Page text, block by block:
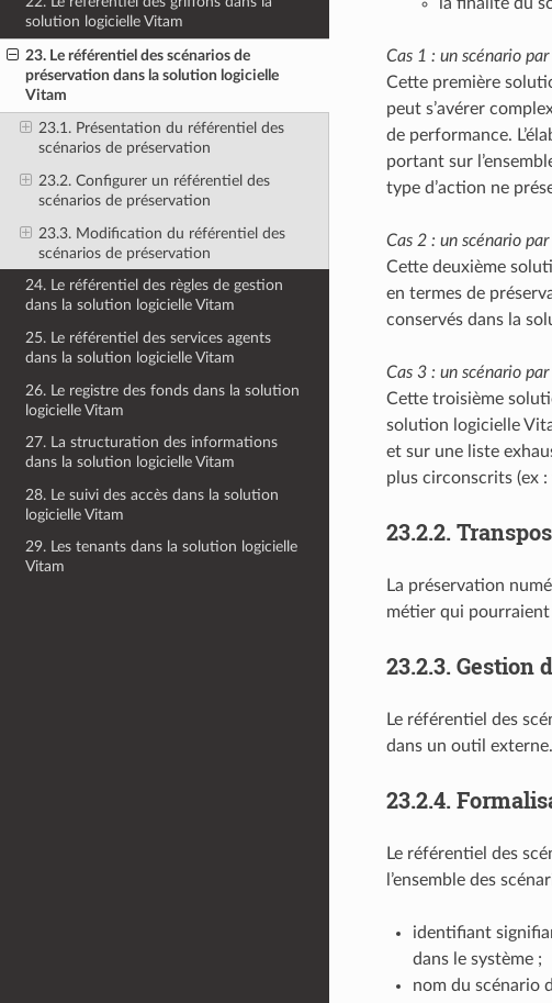
solution logicielle Vitam
23. Le référentiel des scénarios de
préservation dans la solution logicielle
Vitam
23.1. Présentation du référentiel des
scénarios de préservation
23.2. Configurer un référentiel des
scénarios de préservation
23.3. Modification du référentiel des
scénarios de préservation
24. Le référentiel des règles de gestion
dans la solution logicielle Vitam
25. Le référentiel des services agents
dans la solution logicielle Vitam
26. Le registre des fonds dans la solution
logicielle Vitam
27. La structuration des informations
dans la solution logicielle Vitam
28. Le suivi des accès dans la solution
logicielle Vitam
29. Les tenants dans la solution logicielle
Vitam
Cas 1 : un scénario
Cette première
peut s’avérer
de performance.
portant sur
type d’action ne
Cas 2 : un scénario
Cette deuxième
en termes de
conservés dans la
Cas 3 : un scénario
Cette troisième
solution logicielle
et sur une liste
plus circonscrits (ex
23.2.2.
La préservation
métier qui
23.2.3. Gestion
Le référentiel des
dans un outil externe.
23.2.4.
Le référentiel des
l’ensemble des
identifiant
dans le système ;
nom du scénario